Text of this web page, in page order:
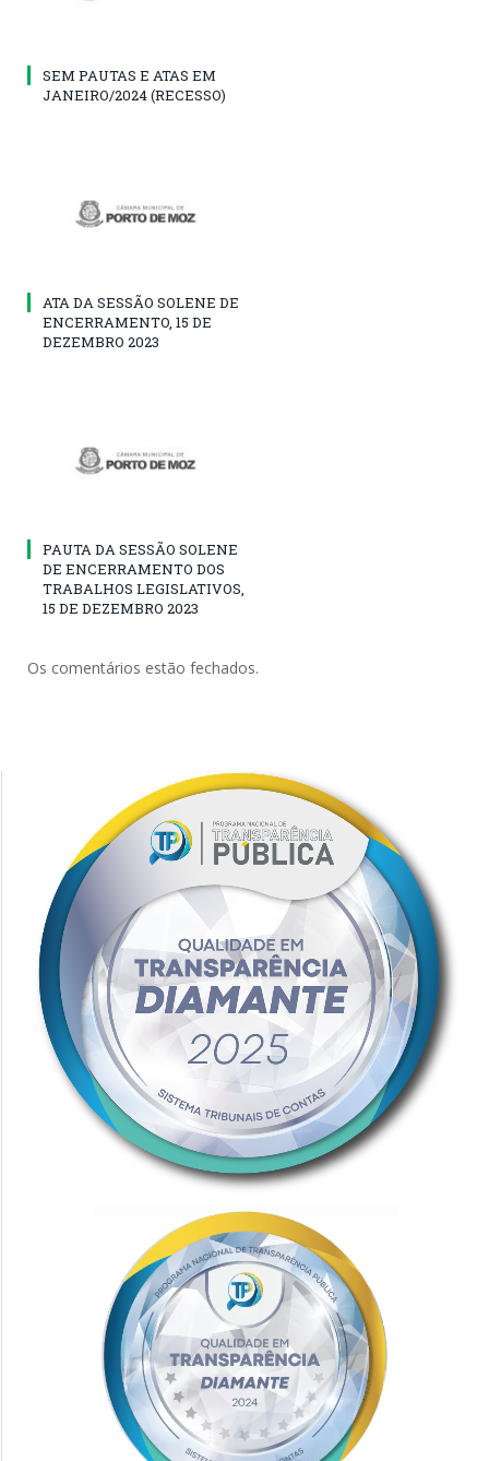
SEM PAUTAS E ATAS EM
JANEIRO/2024 (RECESSO)
ATA DA SESSÃO SOLENE DE
ENCERRAMENTO, 15 DE
DEZEMBRO 2023
PAUTA DA SESSÃO SOLENE
DE ENCERRAMENTO DOS
TRABALHOS LEGISLATIVOS,
15 DE DEZEMBRO 2023
Os comentários estão fechados.